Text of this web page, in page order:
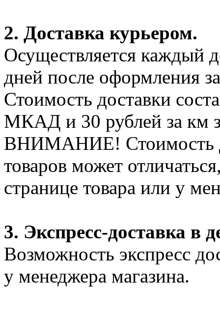
2. Доставка курьером.
Осуществляется каждый
дней после оформления
Стоимость доставки
МКАД и 30 рублей за км
ВНИМАНИЕ! Стоимость
товаров может
странице товара или у
3. Экспресс-доставка в
Возможность экспресс
у менеджера магазина.